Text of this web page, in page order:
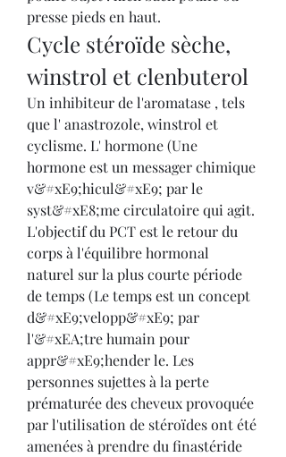
presse pieds en haut.
Cycle stéroïde sèche,
winstrol et clenbuterol
Un inhibiteur de l'aromatase , tels
que l' anastrozole, winstrol et
cyclisme. L' hormone (Une
hormone est un messager chimique
v&#xE9;hicul&#xE9; par le
syst&#xE8;me circulatoire qui agit.
L'objectif du PCT est le retour du
corps à l'équilibre hormonal
naturel sur la plus courte période
de temps (Le temps est un concept
d&#xE9;velopp&#xE9; par
l'&#xEA;tre humain pour
appr&#xE9;hender le. Les
personnes sujettes à la perte
prématurée des cheveux provoquée
par l'utilisation de stéroïdes ont été
amenées à prendre du finastéride